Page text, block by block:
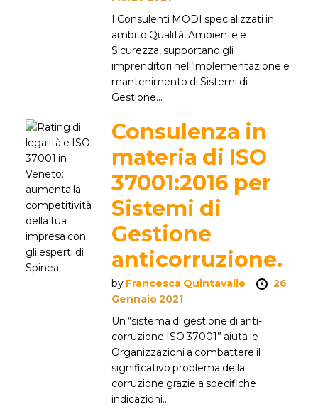
I Consulenti MODI specializzati in
ambito Qualità, Ambiente e
Sicurezza, supportano gli
imprenditori nell’implementazione e
mantenimento di Sistemi di
Gestione...
Consulenza in
materia di ISO
37001:2016 per
Sistemi di
Gestione
anticorruzione.
by Francesca Quintavalle
26
Gennaio 2021
Un “sistema di gestione di anti-
corruzione ISO 37001” aiuta le
Organizzazioni a combattere il
significativo problema della
corruzione grazie a specifiche
indicazioni...